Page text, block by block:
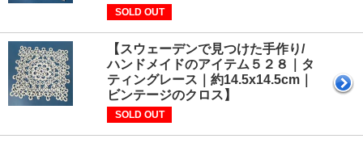
SOLD OUT
【スウェーデンで見つけた手作り/
ハンドメイドのアイテム５２８｜タ
ティングレース｜約14.5x14.5cm｜
ビンテージのクロス】
SOLD OUT